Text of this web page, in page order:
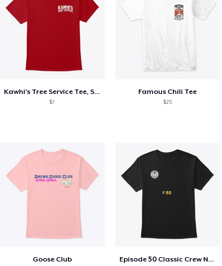
Kawhi’s Tree Service Tee, Shirts, Mug
$7
Famous Chili Tee
$25
Goose Club Episode 50 Classic Crew Neck T-Shirt